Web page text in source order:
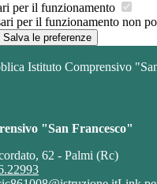
per il funzionamento
per il funzionamento non
Salva le preferenze
Istituto Comprensivo
"San Francesco"
62 - Palmi (Rc)